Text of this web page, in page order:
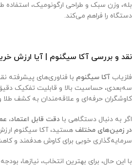
بله، وزن سبک و طراحی ارگونومیک،
دستگاه را فراهم می‌کند.
نقد و بررسی آکا سیگنوم | آیا ارزش
فلزیاب آکا سیگنوم با فناوری‌های پیشرفته
سه‌بعدی، حساسیت بالا و قابلیت تفکیک
کاوشگران حرفه‌ای و علاقه‌مندان به کشف طلا
اگر به دنبال دستگاهی با دقت قابل اعتماد،
در زمین‌های مختلف هستید، آکا سیگنوم
سرمایه‌گذاری خوبی برای کاوش هدفمند و
با این حال، برای بهترین انتخاب، نیازها،